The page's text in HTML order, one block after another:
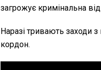
загрожує кримінальна
Наразі тривають заходи
кордон.